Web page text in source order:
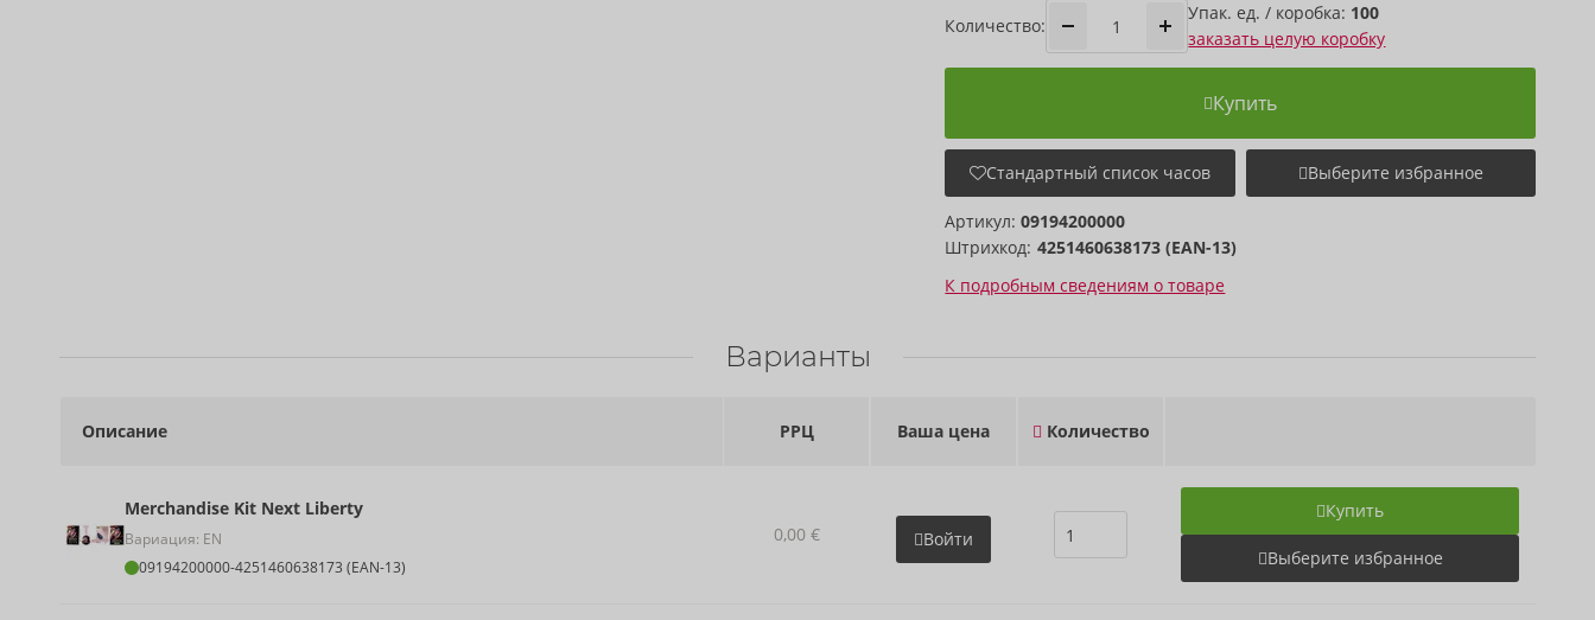
Количество:
Упак. ед. / коробка: 100
заказать целую коробку
Купить
Стандартный список часов Выберите избранное
Артикул:09194200000
Штрихкод: 4251460638173 (EAN-13)
К подробным сведениям о товаре
Варианты
Описание РРЦ Ваша цена Количество
Merchandise Kit Next Liberty
Вариация: EN
09194200000-4251460638173 (EAN-13)
0,00 € Войти
Купить
Выберите избранное